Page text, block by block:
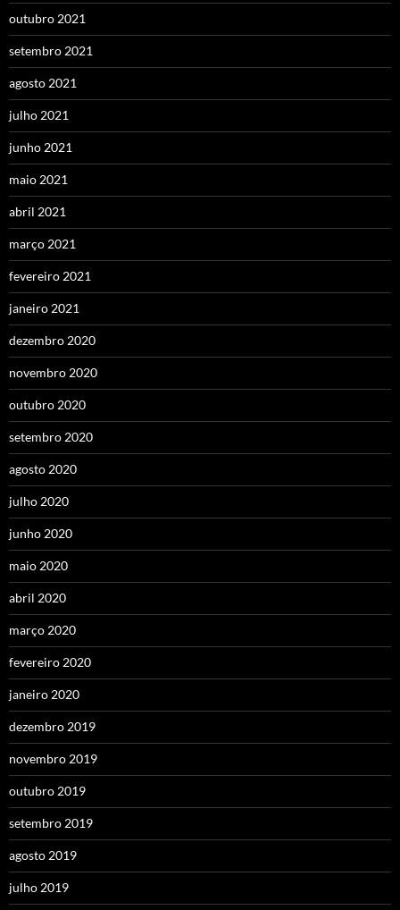
outubro 2021
setembro 2021
agosto 2021
julho 2021
junho 2021
maio 2021
abril 2021
março 2021
fevereiro 2021
janeiro 2021
dezembro 2020
novembro 2020
outubro 2020
setembro 2020
agosto 2020
julho 2020
junho 2020
maio 2020
abril 2020
março 2020
fevereiro 2020
janeiro 2020
dezembro 2019
novembro 2019
outubro 2019
setembro 2019
agosto 2019
julho 2019